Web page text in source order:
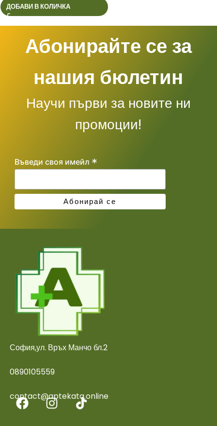
ДОБАВИ В КОЛИЧКА
Абонирайте се за
нашия бюлетин
Научи първи за новите ни
промоции!
Въведи своя имейл *
София,ул. Връх Манчо бл.2
0890105559
contact@aptekata.online